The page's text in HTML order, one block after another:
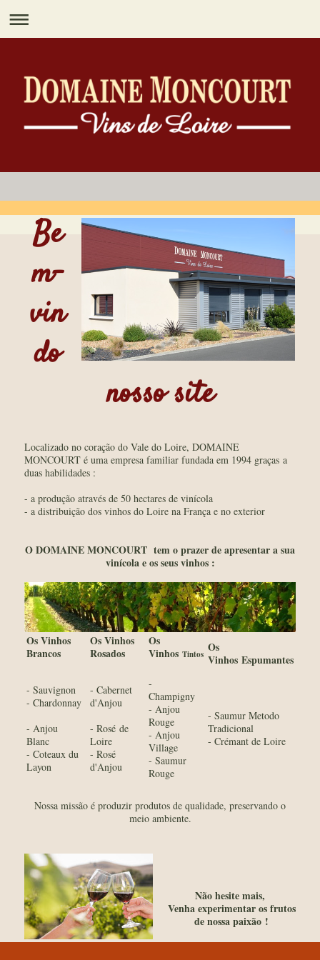
Be
m-
vin
do
nosso site
Localizado no coração do Vale do Loire, DOMAINE
MONCOURT é uma empresa familiar fundada em 1994 graças a
duas habilidades :
- a produção através de 50 hectares de vinícola
- a distribuição dos vinhos do Loire na França e no exterior
O DOMAINE MONCOURT tem o prazer de apresentar a sua
vinícola e os seus vinhos :
Os Vinhos
Brancos
Os Vinhos
Rosados
Os
Vinhos Tintos Os
Vinhos Espumantes
- Sauvignon
- Chardonnay
- Anjou
Blanc
- Coteaux du
Layon
- Cabernet
d'Anjou
- Rosé de
Loire
- Rosé
d'Anjou
-
Champigny
- Anjou
Rouge
- Anjou
Village
- Saumur
Rouge
- Saumur Metodo
Tradicional
- Crémant de Loire
Nossa missão é produzir produtos de qualidade, preservando o
meio ambiente.
Não hesite mais,
Venha experimentar os frutos
de nossa paixão !